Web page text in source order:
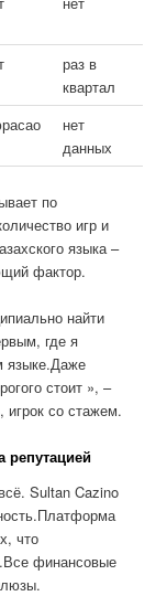
раз в
квартал
нет
данных
по
игр и
языка –
фактор.
найти
где я
языке.Даже
стоит », –
игрок со стажем.
репутацией
Sultan Cazino
что
финансовые